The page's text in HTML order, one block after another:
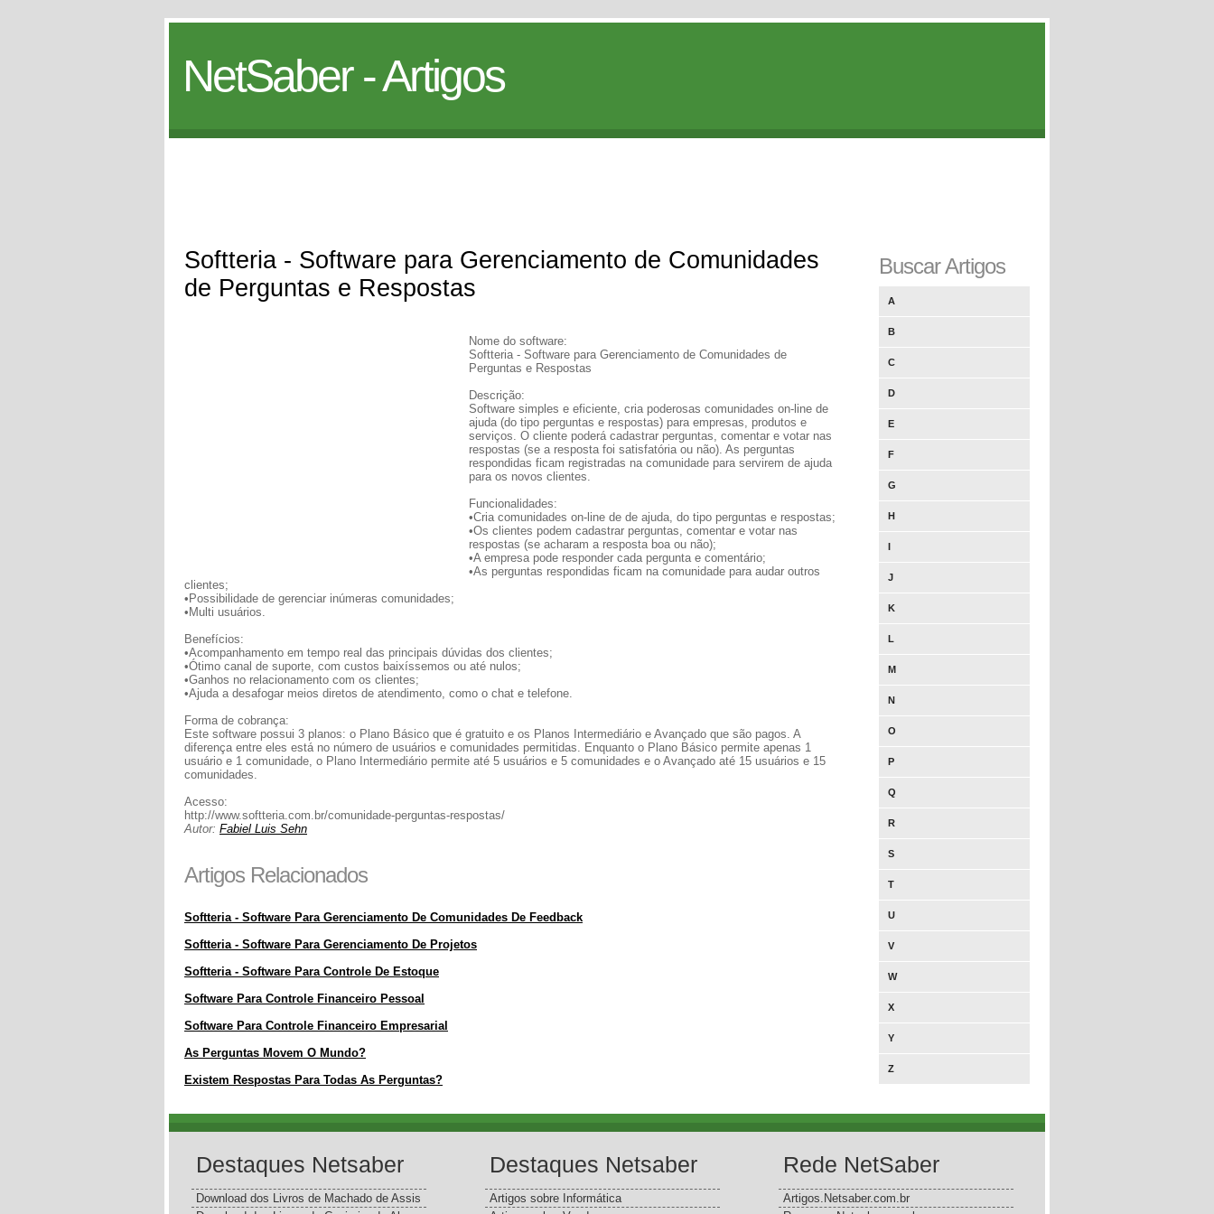
NetSaber - Artigos
Softteria - Software para Gerenciamento de Comunidades
de Perguntas e Respostas
Nome do software:
Softteria - Software para Gerenciamento de Comunidades de
Perguntas e Respostas
Descrição:
Software simples e eficiente, cria poderosas comunidades on-line de
ajuda (do tipo perguntas e respostas) para empresas, produtos e
serviços. O cliente poderá cadastrar perguntas, comentar e votar nas
respostas (se a resposta foi satisfatória ou não). As perguntas
respondidas ficam registradas na comunidade para servirem de ajuda
para os novos clientes.
Funcionalidades:
•Cria comunidades on-line de de ajuda, do tipo perguntas e respostas;
•Os clientes podem cadastrar perguntas, comentar e votar nas
respostas (se acharam a resposta boa ou não);
•A empresa pode responder cada pergunta e comentário;
•As perguntas respondidas ficam na comunidade para audar outros
clientes;
•Possibilidade de gerenciar inúmeras comunidades;
•Multi usuários.
Benefícios:
•Acompanhamento em tempo real das principais dúvidas dos clientes;
•Ótimo canal de suporte, com custos baixíssemos ou até nulos;
•Ganhos no relacionamento com os clientes;
•Ajuda a desafogar meios diretos de atendimento, como o chat e telefone.
Forma de cobrança:
Este software possui 3 planos: o Plano Básico que é gratuito e os Planos Intermediário e Avançado que são pagos. A
diferença entre eles está no número de usuários e comunidades permitidas. Enquanto o Plano Básico permite apenas 1
usuário e 1 comunidade, o Plano Intermediário permite até 5 usuários e 5 comunidades e o Avançado até 15 usuários e 15
comunidades.
Acesso:
http://www.softteria.com.br/comunidade-perguntas-respostas/
Autor: Fabiel Luis Sehn
Artigos Relacionados
Softteria - Software Para Gerenciamento De Comunidades De Feedback
Softteria - Software Para Gerenciamento De Projetos
Softteria - Software Para Controle De Estoque
Software Para Controle Financeiro Pessoal
Software Para Controle Financeiro Empresarial
As Perguntas Movem O Mundo?
Existem Respostas Para Todas As Perguntas?
Buscar Artigos
A
B
C
D
E
F
G
H
I
J
K
L
M
N
O
P
Q
R
S
T
U
V
W
X
Y
Z
Destaques Netsaber
Download dos Livros de Machado de Assis
Destaques Netsaber
Artigos sobre Informática
Rede NetSaber
Artigos.Netsaber.com.br